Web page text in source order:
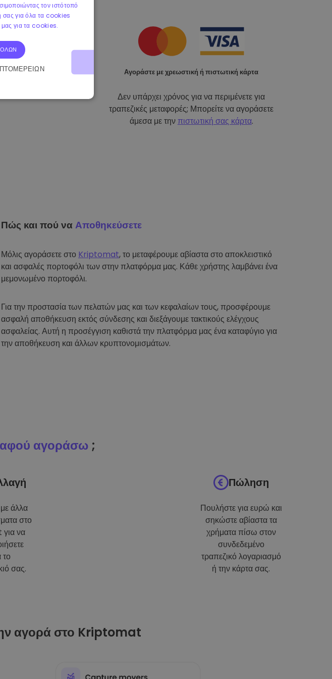
Αγοράστε με χρεωστική ή πιστωτική κάρτα
Δεν υπάρχει χρόνος για να περιμένετε για
τραπεζικές μεταφορές; Μπορείτε να αγοράσετε
άμεσα με τηνπιστωτική σας κάρτα.
Πώς και πού ναΑποθηκεύσετε
Μόλις αγοράσετε στο Kriptomat, το μεταφέρουμε αβίαστα στο αποκλειστικό
και ασφαλές πορτοφόλι των στην πλατφόρμα μας. Κάθε χρήστης λαμβάνει ένα
μεμονωμένο πορτοφόλι.
Για την προστασία των πελατών μας και των κεφαλαίων τους, προσφέρουμε
ασφαλή αποθήκευση εκτός σύνδεσης και διεξάγουμε τακτικούς ελέγχους
ασφαλείας. Αυτή η προσέγγιση καθιστά την πλατφόρμα μας ένα καταφύγιο για
την αποθήκευση και άλλων κρυπτονομισμάτων.
αφού αγοράσω ;
άλλα
στο
να
το
σας.
Πώληση
Πουλήστε για ευρώ και
σηκώστε αβίαστα τα
χρήματα πίσω στον
συνδεδεμένο
τραπεζικό λογαριασμό
ή την κάρτα σας.
αγορά στο Kriptomat
τον ιστότοπό
σας για όλα τα cookies
μας για τα cookies.